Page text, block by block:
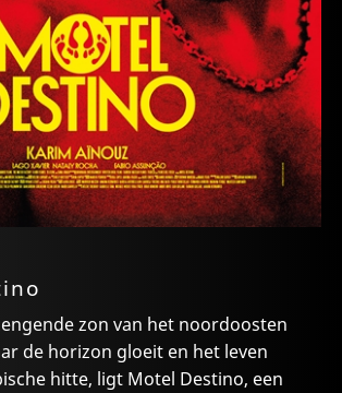
zon van het noordoosten
de horizon gloeit en het leven
hitte, ligt Motel Destino, een